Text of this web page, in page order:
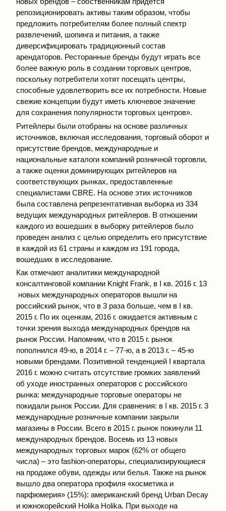
репозиционировать активы таким образом, чтобы
предложить потребителям более полный спектр
развлечений, шопинга и питания, а также
диверсифицировать традиционный состав
арендаторов. Ресторанные бренды будут играть все
более важную роль в создании торговых центров,
поскольку потребители хотят посещать центры,
способные удовлетворить все их потребности. Новые
свежие концепции будут иметь ключевое значение
для сохранения популярности торговых центров».
Ритейлеры были отобраны на основе различных
источников, включая исследования, торговый оборот и
присутствие брендов, международные и
национальные каталоги компаний розничной торговли,
а также оценки доминирующих ритейлеров на
соответствующих рынках, предоставленные
специалистами CBRE. На основе этих источников
была составлена репрезентативная выборка из 334
ведущих международных ритейлеров. В отношении
каждого из вошедших в выборку ритейлеров было
проведен анализ с целью определить его присутствие
в каждой из 61 страны и каждом из 191 города,
вошедших в исследование.
Как отмечают аналитики международной
консалтинговой компании Knight Frank, в I кв. 2016 г. 13
новых международных операторов вышли на
российский рынок, что в 3 раза больше, чем в I кв.
2015 г. По их оценкам, 2016 г. ожидается активным с
точки зрения выхода международных брендов на
рынок России. Напомним, что в 2015 г. рынок
пополнился 49-ю, в 2014 г. – 77-ю, а в 2013 г. – 45-ю
новыми брендами. Позитивной тенденцией I квартала
2016 г. можно считать отсутствие громких заявлений
об уходе иностранных операторов с российского
рынка: международные торговые операторы не
покидали рынок России. Для сравнения: в I кв. 2015 г. 3
международные розничные компании закрыли
магазины в России. Всего в 2015 г. рынок покинули 11
международных брендов. Восемь из 13 новых
международных торговых марок (62% от общего
числа) – это fashion-операторы, специализирующиеся
на продаже обуви, одежды или белья. Также на рынок
вышло два оператора профиля «косметика и
парфюмерия» (15%): американский бренд Urban Decay
и южнокорейский Holika Holika. При выходе на